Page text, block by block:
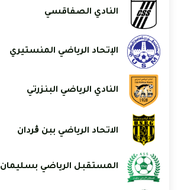
النادي الصفاقسي
الإتحاد الرياضي المنستيري
النادي الرياضي البنزرتي
الاتحاد الرياضي ببن ڨردان
المستقبل الرياضي بسليمان